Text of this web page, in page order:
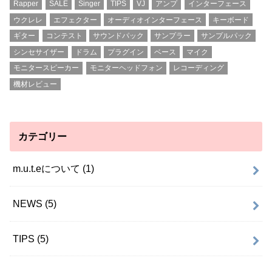
Rapper
SALE Singer TIPS VJ アンプ
インターフェース
ウクレレ
エフェクター オーディオインターフェース
キーボード
ギター
コンテスト サウンドパック サンプラー
サンプルパック
シンセサイザー
ドラム プラグイン ベース
マイク
モニタースピーカー
モニターヘッドフォン
レコーディング
機材レビュー
カテゴリー
m.u.t.eについて (1)
NEWS (5)
TIPS (5)